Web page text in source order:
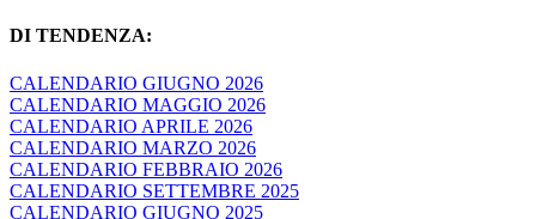
DI TENDENZA:
CALENDARIO GIUGNO 2026
CALENDARIO MAGGIO 2026
CALENDARIO APRILE 2026
CALENDARIO MARZO 2026
CALENDARIO FEBBRAIO 2026
CALENDARIO SETTEMBRE 2025
CALENDARIO GIUGNO 2025